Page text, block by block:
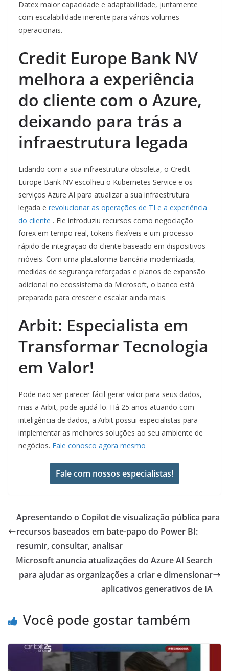
Datex maior capacidade e adaptabilidade, juntamente
com escalabilidade inerente para vários volumes
operacionais.
Credit Europe Bank NV
melhora a experiência
do cliente com o Azure,
deixando para trás a
infraestrutura legada
Lidando com a sua infraestrutura obsoleta, o Credit
Europe Bank NV escolheu o Kubernetes Service e os
serviços Azure AI para atualizar a sua infraestrutura
legada e revolucionar as operações de TI e a experiência
do cliente . Ele introduziu recursos como negociação
forex em tempo real, tokens flexíveis e um processo
rápido de integração do cliente baseado em dispositivos
móveis. Com uma plataforma bancária modernizada,
medidas de segurança reforçadas e planos de expansão
adicional no ecossistema da Microsoft, o banco está
preparado para crescer e escalar ainda mais.
Arbit: Especialista em
Transformar Tecnologia
em Valor!
Pode não ser parecer fácil gerar valor para seus dados,
mas a Arbit, pode ajudá-lo. Há 25 anos atuando com
inteligência de dados, a Arbit possui especialistas para
implementar as melhores soluções ao seu ambiente de
negócios. Fale conosco agora mesmo
Fale com nossos especialistas!
Apresentando o Copilot de visualização pública para
recursos baseados em bate-papo do Power BI:
resumir, consultar, analisar
Microsoft anuncia atualizações do Azure AI Search
para ajudar as organizações a criar e dimensionar
aplicativos generativos de IA
Você pode gostar também